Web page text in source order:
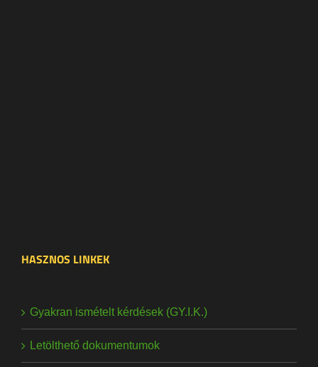
HASZNOS LINKEK
Gyakran ismételt kérdések (GY.I.K.)
Letölthető dokumentumok